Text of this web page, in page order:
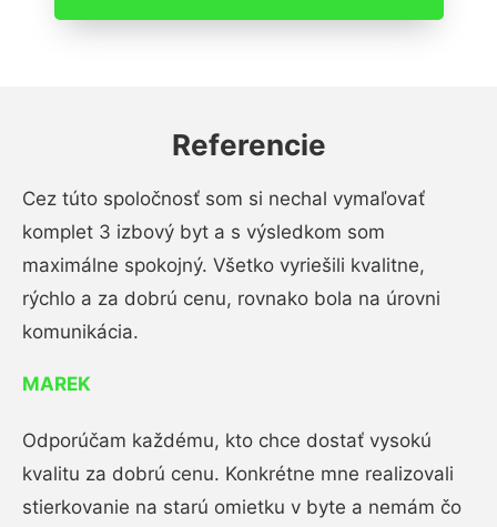
Referencie
Cez túto spoločnosť som si nechal vymaľovať
komplet 3 izbový byt a s výsledkom som
maximálne spokojný. Všetko vyriešili kvalitne,
rýchlo a za dobrú cenu, rovnako bola na úrovni
komunikácia.
MAREK
Odporúčam každému, kto chce dostať vysokú
kvalitu za dobrú cenu. Konkrétne mne realizovali
stierkovanie na starú omietku v byte a nemám čo